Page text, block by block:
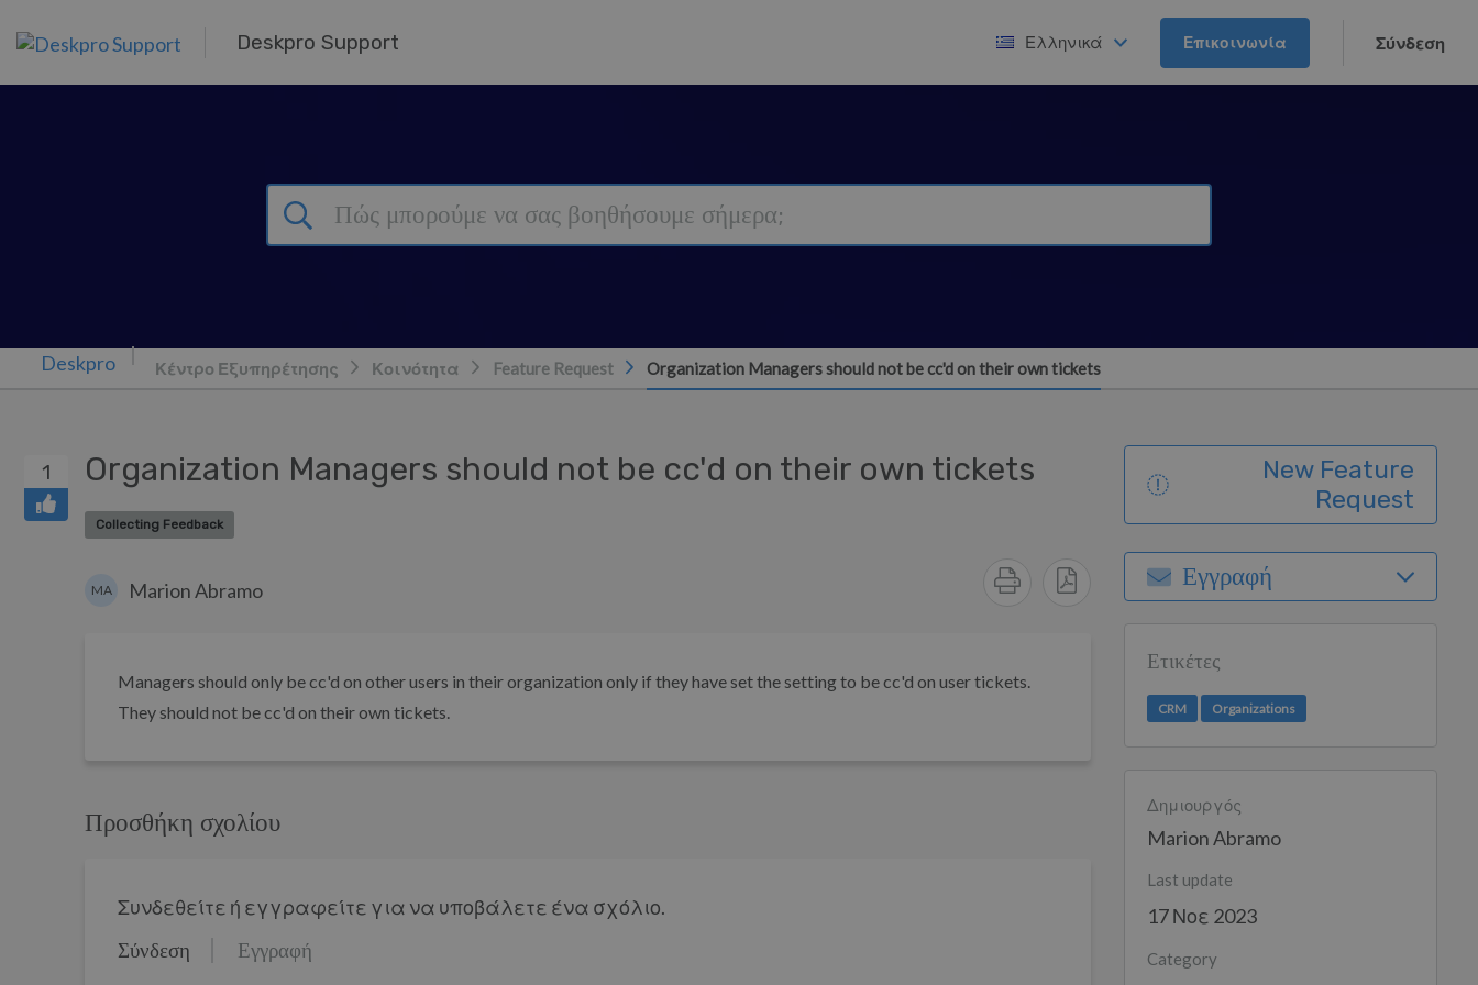
Deskpro Support Ελληνικά Επικοινωνία Σύνδεση
Κέντρο Εξυπηρέτησης Κοινότητα Feature Request Organization Managers should not be cc'd on their own tickets
1 Organization Managers should not be cc'd on their own tickets
Collecting Feedback
MA Marion Abramo
Managers should only be cc'd on other users in their organization only if they have set the setting to be cc'd on user tickets.
They should not be cc'd on their own tickets.
Προσθήκη σχολίου
Συνδεθείτε ή εγγραφείτε για να υποβάλετε ένα σχόλιο.
Σύνδεση Εγγραφή
New Feature
Request
Εγγραφή
Ετικέτες
CRM Organizations
Δημιουργός
Marion Abramo
Last update
17 Νοε 2023
Category